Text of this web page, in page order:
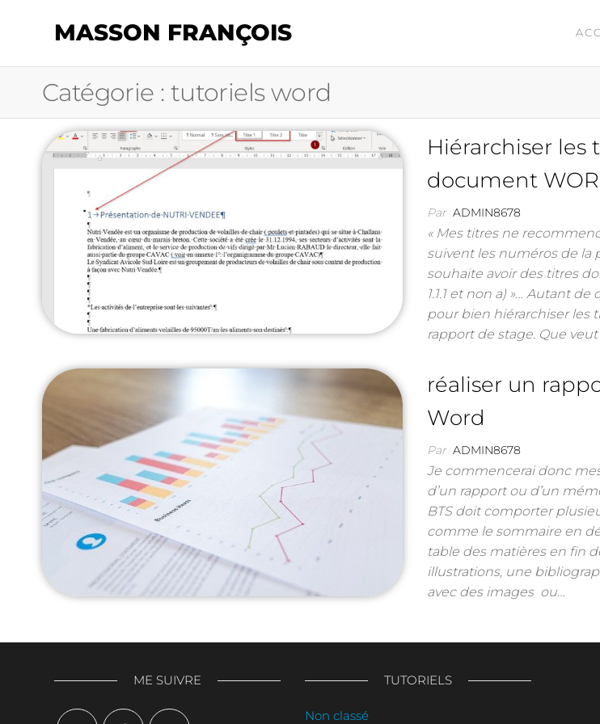
MASSON FRANÇOIS
Catégorie : tutoriels word
Hiérarchiser les
document
Par ADMIN8678
« Mes titres ne
suivent les numéros de la
souhaite avoir des titres
1.1.1 et non a) »… Autant
pour bien hiérarchiser les
rapport de stage. Que
réaliser un
Word
Par ADMIN8678
Je commencerai donc
d’un rapport ou d’un
BTS doit comporter
comme le sommaire en
table des matières en fin
illustrations, une
avec des images ou…
ME SUIVRE TUTORIELS
Non classé